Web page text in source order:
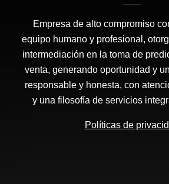
Empresa de alto compromiso
equipo humano y profesional,
intermediación en la toma de
venta, generando oportunidad y
responsable y honesta, con
y una filosofía de servicios
Políticas de